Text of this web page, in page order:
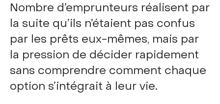
Nombre d’emprunteurs réalisent par
la suite qu’ils n’étaient pas confus
par les prêts eux-mêmes, mais par
la pression de décider rapidement
sans comprendre comment chaque
option s’intégrait à leur vie.